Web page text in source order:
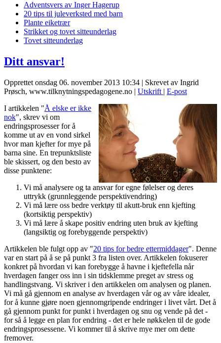
Adventsvers av Inger Hagerup
20 tips til juleverksted med barn
Plante eiketrær
Strikket og tovet sitteunderlag
Tovet sitteunderlag
Ditt ansvar!
Opprettet onsdag 06. november 2013 10:34 | Skrevet av Ingrid
Prøsch, www.tilknytningspedagogene.no | Utskrift | E-post
I artikkelen "Å elske er ikke
nok", skrev vi om
endringsprosesser for å
komme ut av en vond sirkel
hvor man kjefter for mye på
barna sine. En trepunktsliste
ble skissert, og den besto av
disse punktene:
Vi må analysere og ta ansvar for egne følelser og deres
uttrykk (grunnleggende perspektivendring)
Vi må lære oss bedre verktøy til akutt-bruk enn kjefting
(kortsiktig perspektiv)
Vi må lære å skape positiv endring uten bruk av kjefting
(langsiktig og forebyggende perspektiv)
Artikkelen ble fulgt opp av "20 tips for bedre ettermiddager". Denne
var en start på å se på punkt 3 fra listen over. Artikkelen fokuserer
konkret på hvordan vi kan forebygge å havne i kjeftefella når
hverdagen fanger oss inn i sin tidsklemme preget av stress og
handlingstvang. Vi skriver i den artikkelen om analysen og planen.
Vi må gå gjennom en analyse av hverdagen vår og av våre idealer,
for å kunne gjøre noen gjennomgripende endringer i livet vårt. Det å
gå gjennom punkt for punkt i hverdagen og snu og vende på det -
for så å legge en plan for endring - det er hele nøkkelen til de gode
endringsprosessene. Vi kommer til å skrive mye mer om dette
fremover.